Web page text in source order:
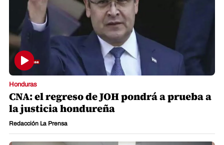
Honduras
CNA: el regreso de JOH pondrá a prueba a
la justicia hondureña
Redacción La Prensa